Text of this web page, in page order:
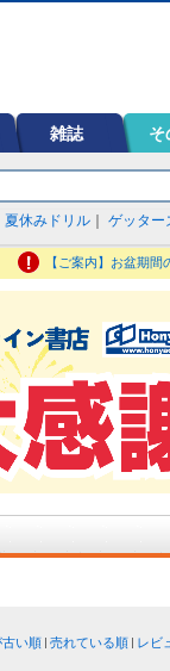
雑誌 そ
夏休みドリル ゲッター
【ご案内】お盆期間
い順 売れている順 レビ